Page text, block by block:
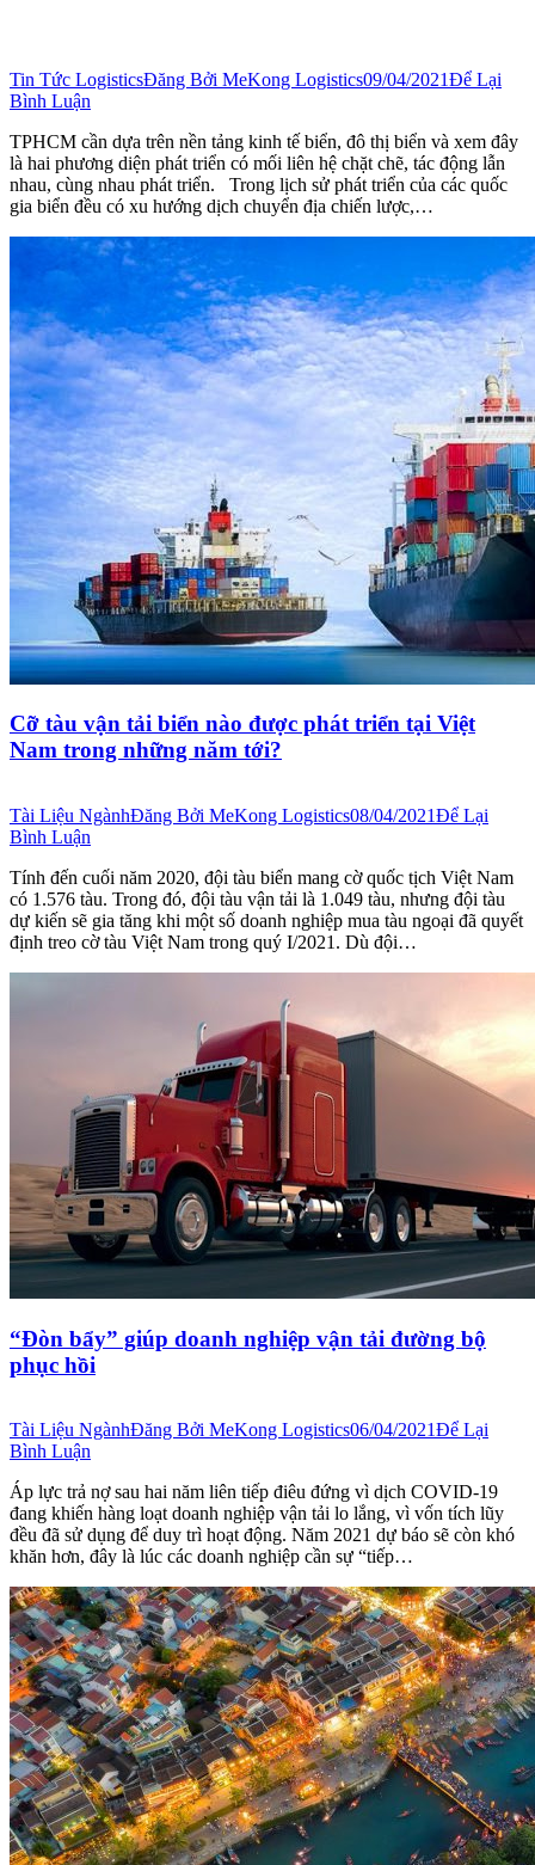
Tin Tức LogisticsĐăng Bởi MeKong Logistics09/04/2021Để Lại
Bình Luận
TPHCM cần dựa trên nền tảng kinh tế biển, đô thị biển và xem đây
là hai phương diện phát triển có mối liên hệ chặt chẽ, tác động lẫn
nhau, cùng nhau phát triển. Trong lịch sử phát triển của các quốc
gia biển đều có xu hướng dịch chuyển địa chiến lược,…
Cỡ tàu vận tải biển nào được phát triển tại Việt
Nam trong những năm tới?
Tài Liệu NgànhĐăng Bởi MeKong Logistics08/04/2021Để Lại
Bình Luận
Tính đến cuối năm 2020, đội tàu biển mang cờ quốc tịch Việt Nam
có 1.576 tàu. Trong đó, đội tàu vận tải là 1.049 tàu, nhưng đội tàu
dự kiến sẽ gia tăng khi một số doanh nghiệp mua tàu ngoại đã quyết
định treo cờ tàu Việt Nam trong quý I/2021. Dù đội…
“Đòn bẩy” giúp doanh nghiệp vận tải đường bộ
phục hồi
Tài Liệu NgànhĐăng Bởi MeKong Logistics06/04/2021Để Lại
Bình Luận
Áp lực trả nợ sau hai năm liên tiếp điêu đứng vì dịch COVID-19
đang khiến hàng loạt doanh nghiệp vận tải lo lắng, vì vốn tích lũy
đều đã sử dụng để duy trì hoạt động. Năm 2021 dự báo sẽ còn khó
khăn hơn, đây là lúc các doanh nghiệp cần sự “tiếp…